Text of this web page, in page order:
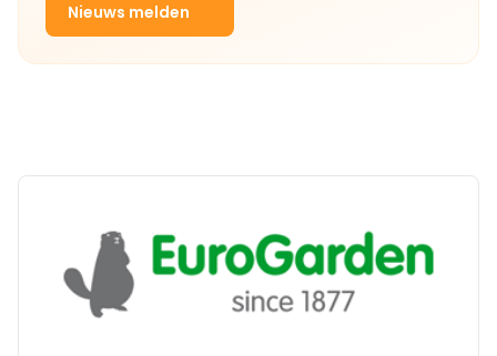
Nieuws melden